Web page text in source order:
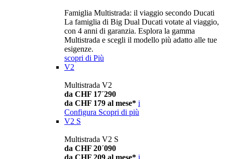
Famiglia Multistrada: il viaggio secondo Ducati
La famiglia di Big Dual Ducati votate al viaggio,
con 4 anni di garanzia. Esplora la gamma
Multistrada e scegli il modello più adatto alle tue
esigenze.
scopri di Più
V2
Multistrada V2
da CHF 17´290
da CHF 179 al mese* i
Configura Scopri di più
V2 S
Multistrada V2 S
da CHF 20´090
da CHF 209 al mese* i